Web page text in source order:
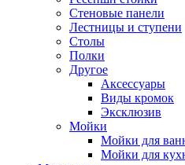
Стеновые панели
Лестницы и ступени
Столы
Полки
Другое
Аксессуары
Виды кромок
Эксклюзив
Мойки
Мойки для
Мойки для